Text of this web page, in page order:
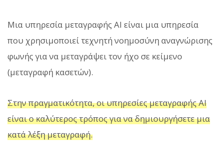
Μια υπηρεσία μεταγραφής AI είναι μια υπηρεσία
που χρησιμοποιεί τεχνητή νοημοσύνη αναγνώρισης
φωνής για να μεταγράψει τον ήχο σε κείμενο
(μεταγραφή κασετών).
Στην πραγματικότητα, οι υπηρεσίες μεταγραφής AI
είναι ο καλύτερος τρόπος για να δημιουργήσετε μια
κατά λέξη μεταγραφή.